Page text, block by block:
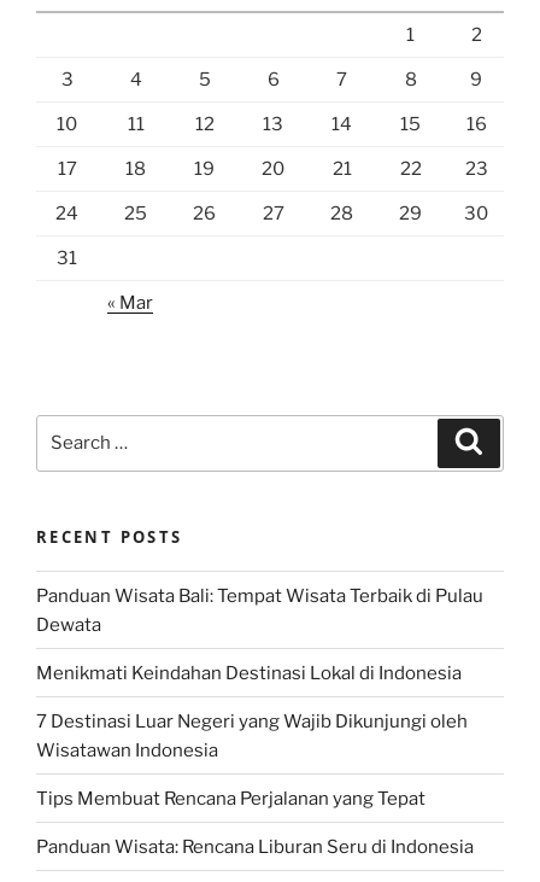
1 2
3 4 5 6 7 8 9
10 11 12 13 14 15 16
17 18 19 20 21 22 23
24 25 26 27 28 29 30
31
« Mar
RECENT POSTS
Panduan Wisata Bali: Tempat Wisata Terbaik di Pulau
Dewata
Menikmati Keindahan Destinasi Lokal di Indonesia
7 Destinasi Luar Negeri yang Wajib Dikunjungi oleh
Wisatawan Indonesia
Tips Membuat Rencana Perjalanan yang Tepat
Panduan Wisata: Rencana Liburan Seru di Indonesia